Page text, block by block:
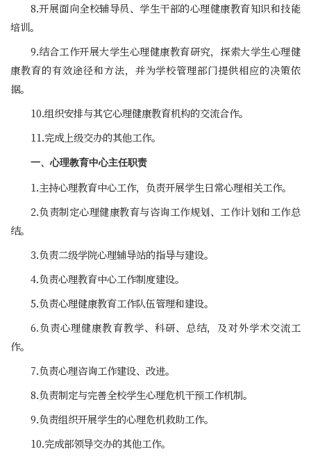
8.开展面向全校辅导员、学生干部的心理健康教育知识和技能
培训。
9.结合工作开展大学生心理健康教育研究，探索大学生心理健
康教育的有效途径和方法，并为学校管理部门提供相应的决策依
据。
10.组织安排与其它心理健康教育机构的交流合作。
11.完成上级交办的其他工作。
一、心理教育中心主任职责
1.主持心理教育中心工作，负责开展学生日常心理相关工作。
2.负责制定心理健康教育与咨询工作规划、工作计划和工作总
结。
3.负责二级学院心理辅导站的指导与建设。
4.负责心理教育中心工作制度建设。
5.负责心理健康教育工作队伍管理和建设。
6.负责心理健康教育教学、科研、总结，及对外学术交流工
作。
7.负责心理咨询工作建设、改进。
8.负责制定与完善全校学生心理危机干预工作机制。
9.负责组织开展学生的心理危机救助工作。
10.完成部领导交办的其他工作。